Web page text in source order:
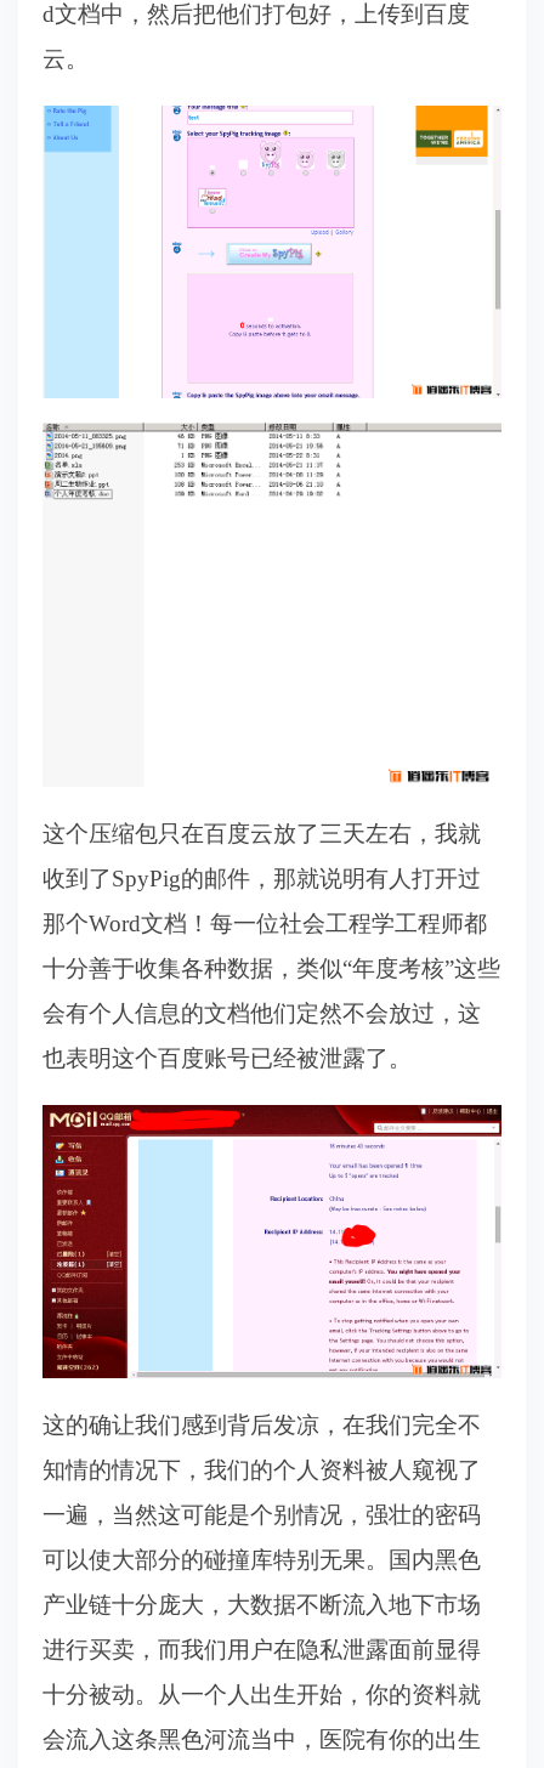
d文档中，然后把他们打包好，上传到百度
云。
这个压缩包只在百度云放了三天左右，我就
收到了SpyPig的邮件，那就说明有人打开过
那个Word文档！每一位社会工程学工程师都
十分善于收集各种数据，类似“年度考核”这些
会有个人信息的文档他们定然不会放过，这
也表明这个百度账号已经被泄露了。
这的确让我们感到背后发凉，在我们完全不
知情的情况下，我们的个人资料被人窥视了
一遍，当然这可能是个别情况，强壮的密码
可以使大部分的碰撞库特别无果。国内黑色
产业链十分庞大，大数据不断流入地下市场
进行买卖，而我们用户在隐私泄露面前显得
十分被动。从一个人出生开始，你的资料就
会流入这条黑色河流当中，医院有你的出生